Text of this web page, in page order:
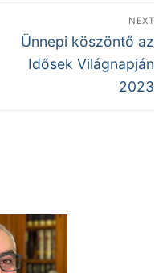
NEXT
Next
post:
Ünnepi köszöntő az
Idősek Világnapján
2023